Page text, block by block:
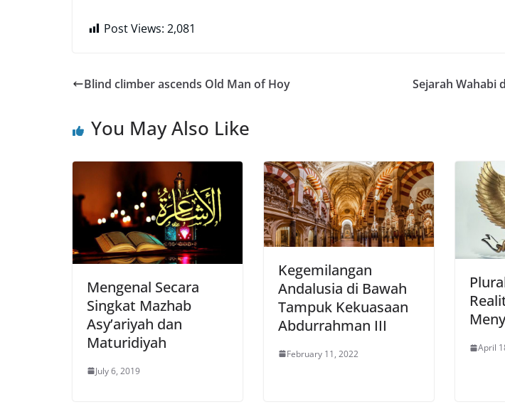
Post Views: 2,081
Blind climber ascends Old Man of Hoy Sejarah Wahabi
You May Also Like
Mengenal Secara
Singkat Mazhab
Asy’ariyah dan
Maturidiyah
July 6, 2019
Kegemilangan
Andalusia di Bawah
Tampuk Kekuasaan
Abdurrahman III
February 11, 2022
April